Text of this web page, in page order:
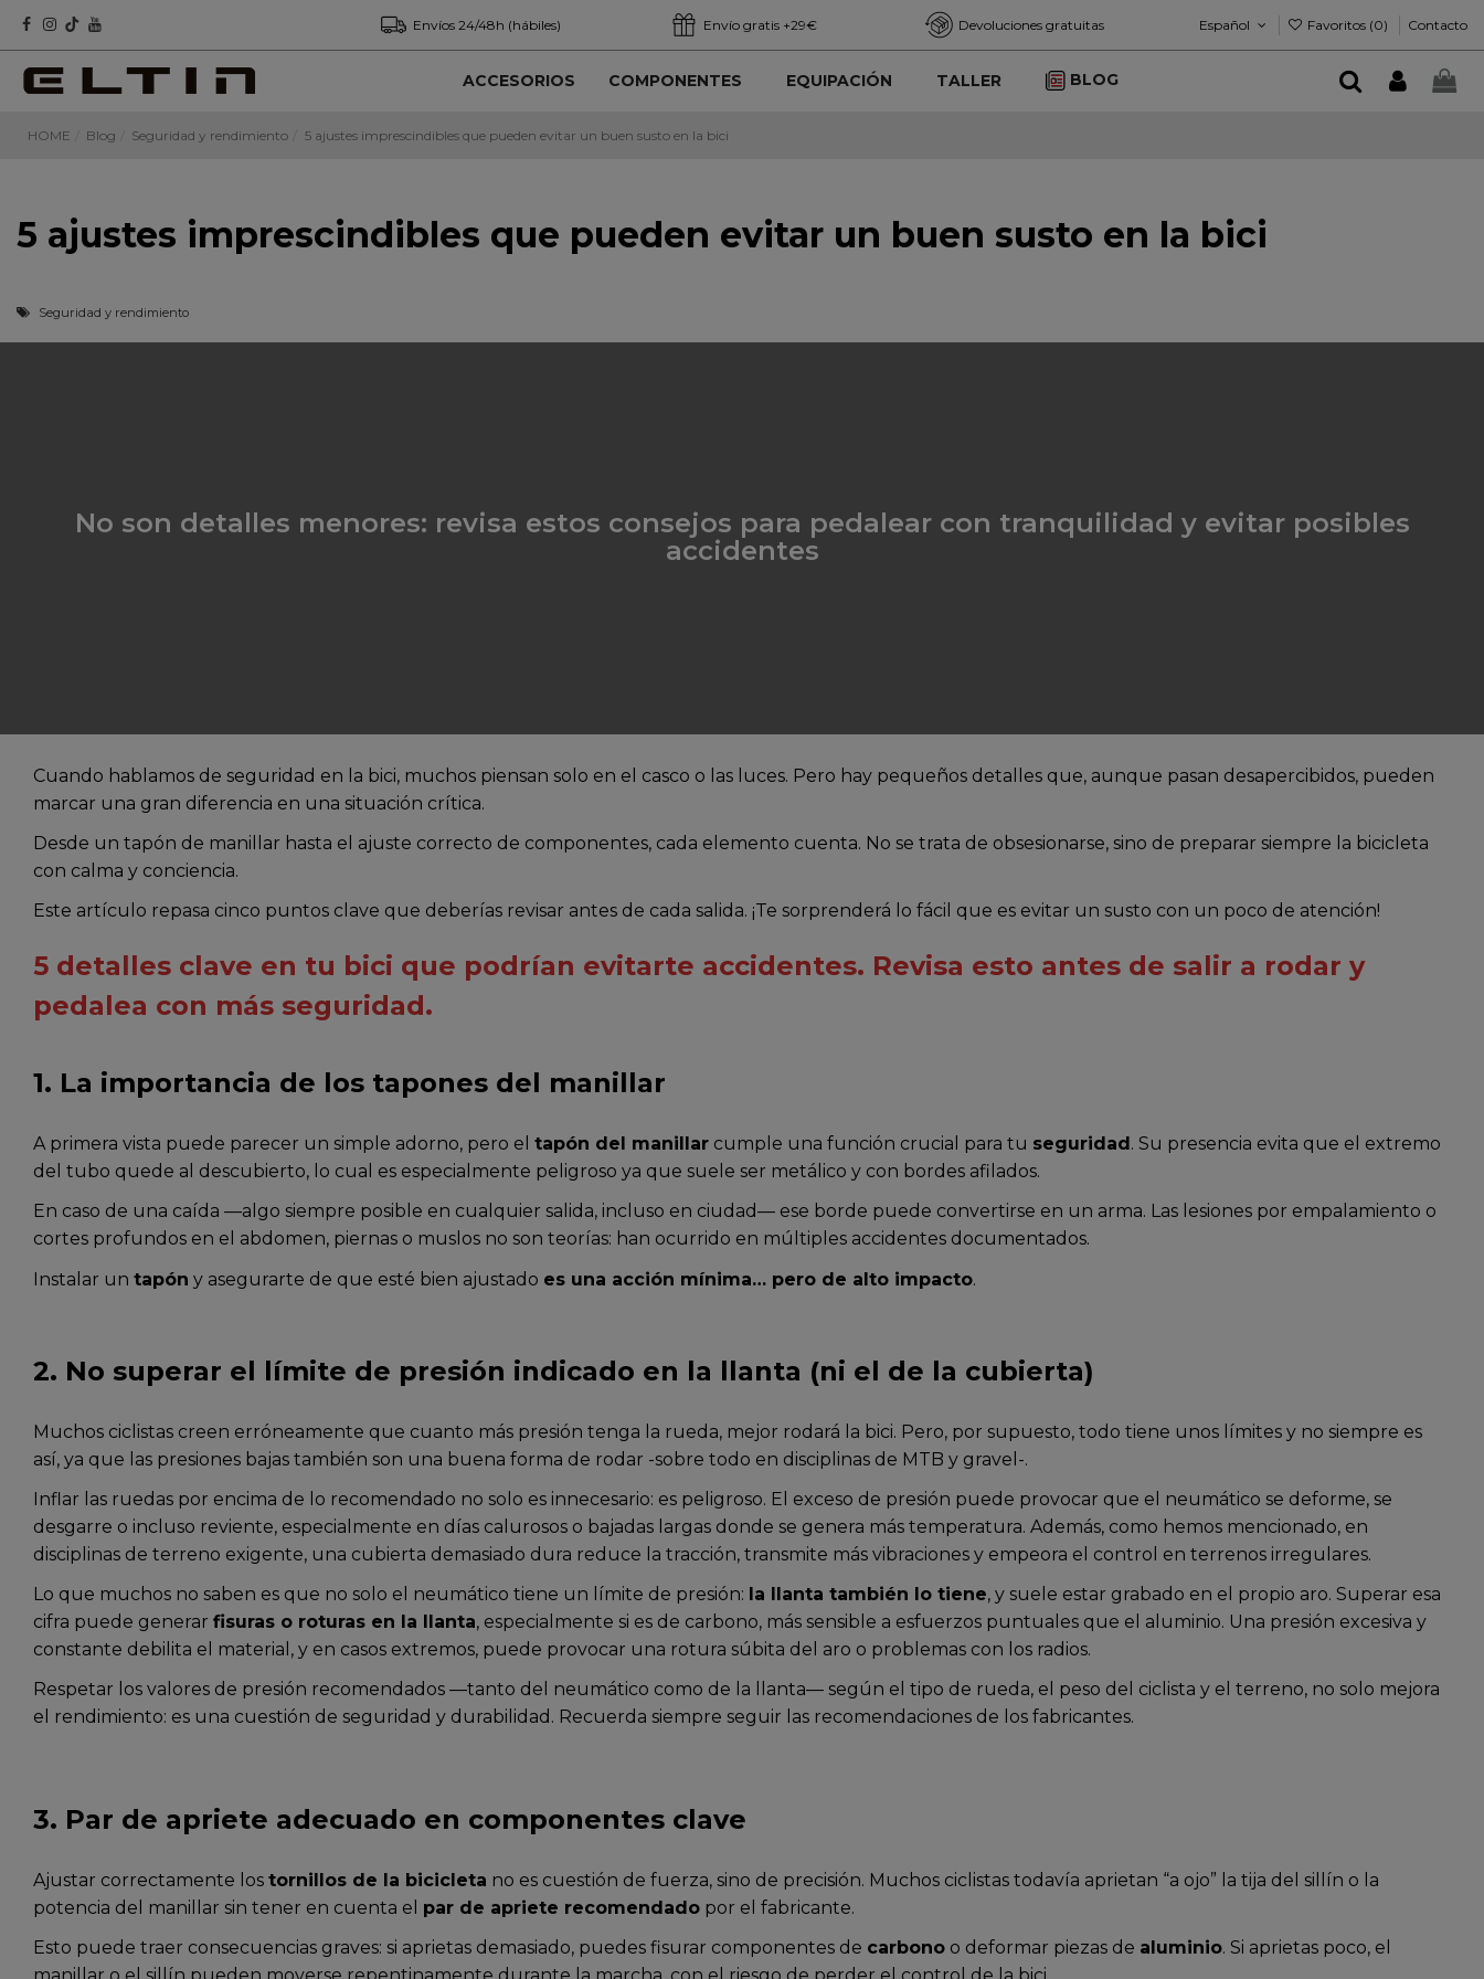
Envíos 24/48h (hábiles) Envío gratis +29€ Devoluciones gratuitas Español Favoritos (0) Contacto
ACCESORIOS COMPONENTES EQUIPACIÓN TALLER BLOG
HOME Blog Seguridad y rendimiento 5 ajustes imprescindibles que pueden evitar un buen susto en la bici
5 ajustes imprescindibles que pueden evitar un buen susto en la bici
Seguridad y rendimiento
No son detalles menores: revisa estos consejos para pedalear con tranquilidad y evitar posibles
accidentes
Cuando hablamos de seguridad en la bici, muchos piensan solo en el casco o las luces. Pero hay pequeños detalles que, aunque pasan desapercibidos, pueden
marcar una gran diferencia en una situación crítica.
Desde un tapón de manillar hasta el ajuste correcto de componentes, cada elemento cuenta. No se trata de obsesionarse, sino de preparar siempre la bicicleta
con calma y conciencia.
Este artículo repasa cinco puntos clave que deberías revisar antes de cada salida. ¡Te sorprenderá lo fácil que es evitar un susto con un poco de atención!
5 detalles clave en tu bici que podrían evitarte accidentes. Revisa esto antes de salir a rodar y
pedalea con más seguridad.
1. La importancia de los tapones del manillar
A primera vista puede parecer un simple adorno, pero el tapón del manillar cumple una función crucial para tu seguridad . Su presencia evita que el extremo
del tubo quede al descubierto, lo cual es especialmente peligroso ya que suele ser metálico y con bordes afilados.
En caso de una caída —algo siempre posible en cualquier salida, incluso en ciudad— ese borde puede convertirse en un arma. Las lesiones por empalamiento o
cortes profundos en el abdomen, piernas o muslos no son teorías: han ocurrido en múltiples accidentes documentados.
Instalar un tapón y asegurarte de que esté bien ajustado es una acción mínima… pero de alto impacto.
2. No superar el límite de presión indicado en la llanta (ni el de la cubierta)
Muchos ciclistas creen erróneamente que cuanto más presión tenga la rueda, mejor rodará la bici. Pero, por supuesto, todo tiene unos límites y no siempre es
así, ya que las presiones bajas también son una buena forma de rodar -sobre todo en disciplinas de MTB y gravel-.
Inflar las ruedas por encima de lo recomendado no solo es innecesario: es peligroso. El exceso de presión puede provocar que el neumático se deforme, se
desgarre o incluso reviente, especialmente en días calurosos o bajadas largas donde se genera más temperatura. Además, como hemos mencionado, en
disciplinas de terreno exigente, una cubierta demasiado dura reduce la tracción, transmite más vibraciones y empeora el control en terrenos irregulares.
Lo que muchos no saben es que no solo el neumático tiene un límite de presión: la llanta también lo tiene, y suele estar grabado en el propio aro. Superar esa
cifra puede generar fisuras o roturas en la llanta, especialmente si es de carbono, más sensible a esfuerzos puntuales que el aluminio. Una presión excesiva y
constante debilita el material, y en casos extremos, puede provocar una rotura súbita del aro o problemas con los radios.
Respetar los valores de presión recomendados —tanto del neumático como de la llanta— según el tipo de rueda, el peso del ciclista y el terreno, no solo mejora
el rendimiento: es una cuestión de seguridad y durabilidad. Recuerda siempre seguir las recomendaciones de los fabricantes.
3. Par de apriete adecuado en componentes clave
Ajustar correctamente los tornillos de la bicicleta no es cuestión de fuerza, sino de precisión. Muchos ciclistas todavía aprietan “a ojo” la tija del sillín o la
potencia del manillar sin tener en cuenta el par de apriete recomendado por el fabricante.
Esto puede traer consecuencias graves: si aprietas demasiado, puedes fisurar componentes de carbono o deformar piezas de aluminio. Si aprietas poco, el